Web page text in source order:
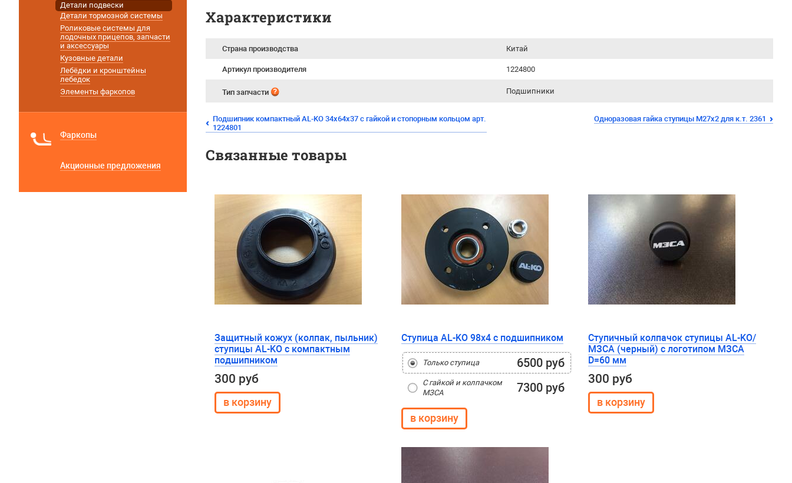
Характеристики
Страна производства Китай
Артикул производителя 1224800
Тип запчасти Подшипники
Подшипник компактный AL-KO 34х64х37 с гайкой и стопорным кольцом арт.
1224801
Одноразовая гайка ступицы М27х2 для к.т. 2361
Связанные товары
Защитный кожух (колпак, пыльник)
ступицы AL-KO с компактным
подшипником
300 руб
Ступица AL-KO 98x4 с подшипником
Только ступица 6500 руб
С гайкой и колпачком
МЗСА
7300 руб
Ступичный колпачок ступицы AL-KO/
МЗСА (черный) с логотипом МЗСА
D=60 мм
300 руб
Детали подвески
Детали тормозной системы
Роликовые системы для
лодочных прицепов, запчасти
и аксессуары
Кузовные детали
Лебёдки и кронштейны
лебедок
Элементы фаркопов
Фаркопы
Акционные предложения